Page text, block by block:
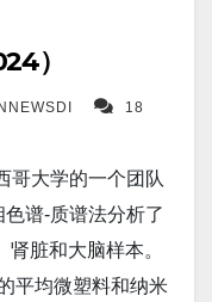
”后，太平洋岛屿
学家们仍在试图
降。虽然该地区
续努力找出原
个持续循环的温
。 Screenshot
防军周五表示，
，美国政府周四在
者支出和商业投
3% 的健康速度增
的变化。
报道，克里姆
尔·普京将于下周
成员，该法院去年
）
18
哥大学的一个团队
谱-质谱法分析了
脏和大脑样本。
平均微塑料和纳米